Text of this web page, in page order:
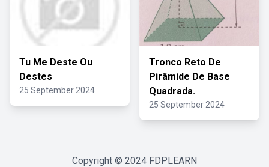
Tu Me Deste Ou
Destes
25 September 2024
Tronco Reto De
Pirâmide De Base
Quadrada.
25 September 2024
Copyright © 2024 FDPLEARN